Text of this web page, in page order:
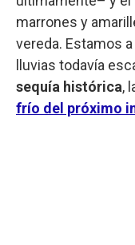
marrones y
vereda. Estamos
lluvias todavía
sequía histórica,
frío del próximo